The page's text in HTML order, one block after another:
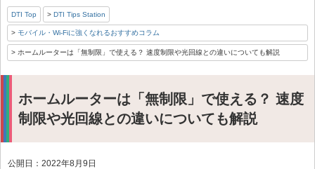
DTI Top DTI Tips Station
モバイル・Wi-Fiに強くなれるおすすめコラム
ホームルーターは「無制限」で使える？ 速度制限や光回線との違いについても解説
ホームルーターは「無制限」で使える？ 速度
制限や光回線との違いについても解説
公開日：2022年8月9日